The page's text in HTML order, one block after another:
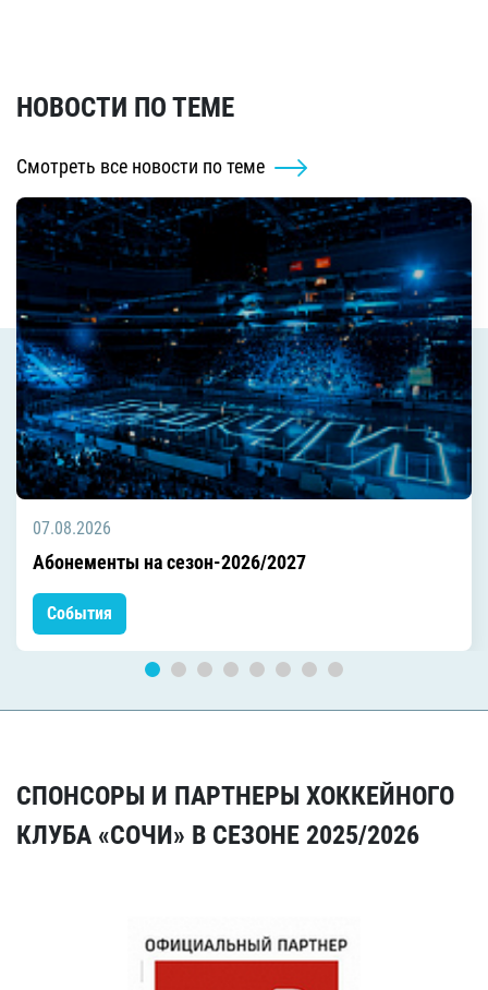
НОВОСТИ ПО ТЕМЕ
Смотреть все новости по теме
07.08.2026
Абонементы на сезон-2026/2027
События
СПОНСОРЫ И ПАРТНЕРЫ ХОККЕЙНОГО
КЛУБА «СОЧИ» В СЕЗОНЕ 2025/2026